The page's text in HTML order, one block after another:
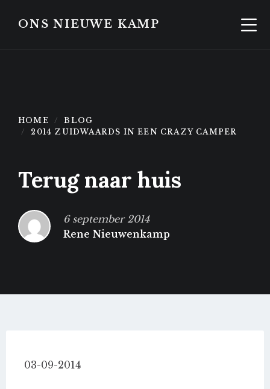
content
footerONS NIEUWE KAMP
HOME
BLOG
2014 ZUIDWAARDS IN EEN CRAZY CAMPER
Terug naar huis
6 september 2014
Rene Nieuwenkamp
03-09-2014